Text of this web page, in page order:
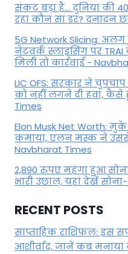
संकट बड़ा है... दुनिया की
रहा कौन सा डर? दनादन
5G Network Slicing:
नेटवर्क स्लाइसिंग पर
मिली तो कार्रवाई -
LIC OFS: सरकार ने चुपचाप
को नहीं लगने दी हवा, कैसे
Times
Elon Musk Net Worth:
कमाया, एलन मस्क ने उससे
Navbharat Times
2,890 रुपए महंगा हुआ
भारी उछाल, यहां देखें सोना-
RECENT POSTS
साप्ताहिक राशिफल: इस
आशीर्वाद, जानें कब मनाया